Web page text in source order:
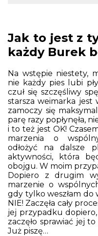
Jak to jest z
każdy Burek
Na wstępie niestety,
nie każdy pies lubi
czuł się szczęśliwy
starsza weimarka jest
zamoczy się
parę razy popłynęła,
i to też jest OK!
marzenia o
odłożyć na dalsze
aktywności, która
obojgu. W moim
Dopiero z drugim
marzenie o
gdy tylko weszłam do
NIE! Zaczęła cały
jej przypadku
zaczęło sprawiać jej
Już piszę…